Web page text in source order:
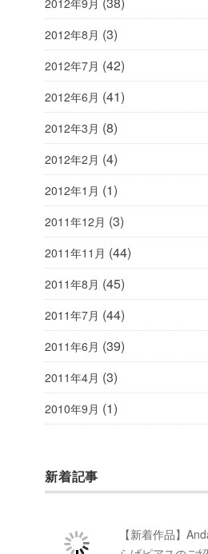
2012年9月
2012年8月 (3)
2012年7月 (42)
2012年6月 (41)
2012年3月 (8)
2012年2月 (4)
2012年1月 (1)
2011年12月 (3)
2011年11月 (44)
2011年8月 (45)
2011年7月 (44)
2011年6月 (39)
2011年4月 (3)
2010年9月 (1)
新着記事
【新着作品】